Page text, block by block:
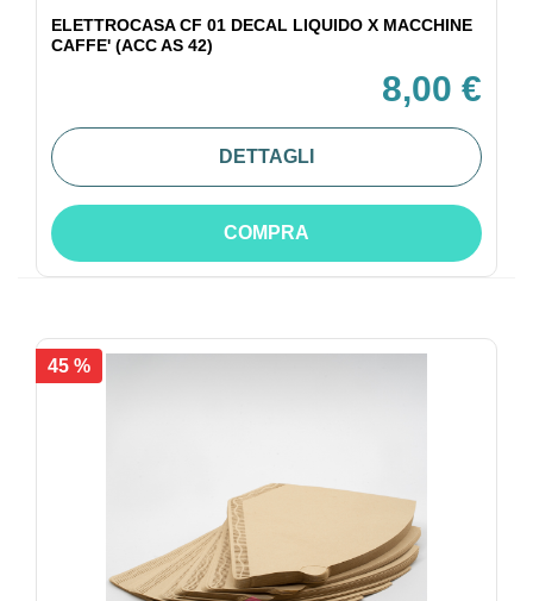
ELETTROCASA CF 01 DECAL LIQUIDO X MACCHINE
CAFFE' (ACC AS 42)
8,00 €
DETTAGLI
COMPRA
45 %